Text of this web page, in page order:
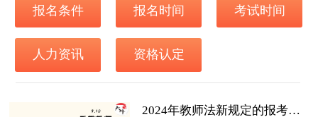
报名条件 报名时间 考试时间
人力资讯 资格认定
2024年教师法新规定的报考陕西幼儿教师资格证…